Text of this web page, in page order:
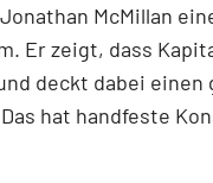
McMillan
Er zeigt, dass
deckt dabei einen
hat handfeste